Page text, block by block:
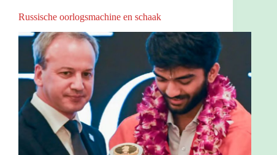
Russische oorlogsmachine en schaak